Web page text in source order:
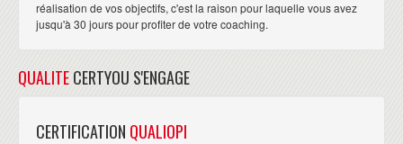
réalisation de vos objectifs, c'est la raison pour laquelle vous avez
jusqu'à 30 jours pour profiter de votre coaching.
QUALITECERTYOU S'ENGAGE
CERTIFICATION QUALIOPI